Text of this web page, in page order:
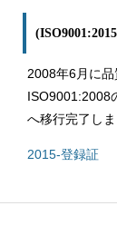
2008年6月に
ISO9001:2008
へ移行完了しま
2015-登録証